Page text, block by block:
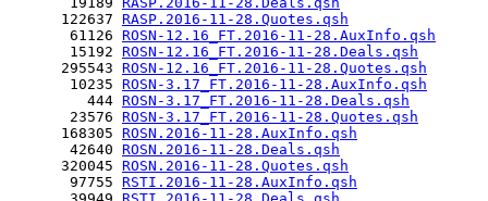
      122637
RASP.2016-11-28.Quotes.qsh
       61126
ROSN-12.16_FT.2016-11-28.AuxInfo.qsh
       15192
ROSN-12.16_FT.2016-11-28.Deals.qsh
      295543
ROSN-12.16_FT.2016-11-28.Quotes.qsh
       10235
ROSN-3.17_FT.2016-11-28.AuxInfo.qsh
         444
ROSN-3.17_FT.2016-11-28.Deals.qsh
       23576
ROSN-3.17_FT.2016-11-28.Quotes.qsh
      168305
ROSN.2016-11-28.AuxInfo.qsh
       42640
ROSN.2016-11-28.Deals.qsh
      320045
ROSN.2016-11-28.Quotes.qsh
       97755
RSTI.2016-11-28.AuxInfo.qsh